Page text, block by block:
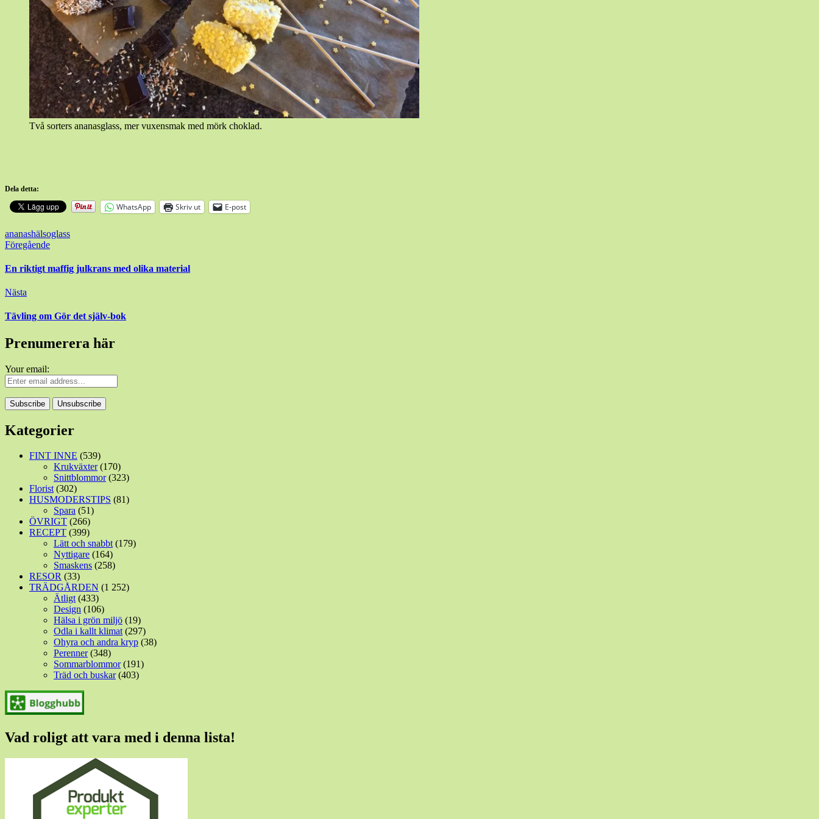
Två sorters ananasglass, mer vuxensmak med mörk choklad.
Dela detta:
WhatsApp Skriv ut E-post
ananashälsoglass
Inläggsnavigering
Föregående
En riktigt maffig julkrans med olika material
Nästa
Tävling om Gör det själv-bok
Prenumerera här
Your email:
Kategorier
FINT INNE (539)
Krukväxter(170)
Snittblommor(323)
Florist(302)
HUSMODERSTIPS (81)
Spara (51)
ÖVRIGT (266)
RECEPT (399)
Lätt och snabbt(179)
Nyttigare (164)
Smaskens (258)
RESOR (33)
TRÄDGÅRDEN (1 252)
Ätligt(433)
Design (106)
Hälsa i grön miljö (19)
Odla i kallt klimat(297)
Ohyra och andra kryp (38)
Perenner(348)
Sommarblommor(191)
Träd och buskar(403)
Vad roligt att vara med i denna lista!